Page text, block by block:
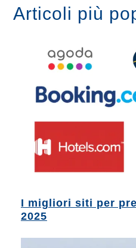
Articoli più
I migliori siti per
2025